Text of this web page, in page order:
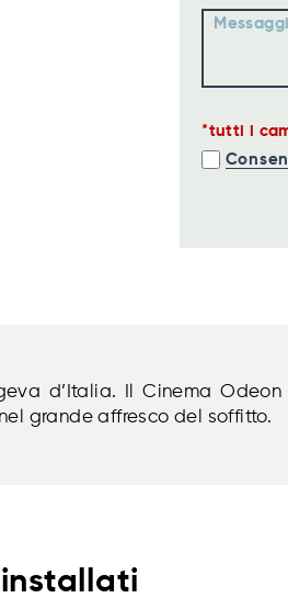
tutti i
d’Italia. Il Cinema
grande affresco del soffitto.